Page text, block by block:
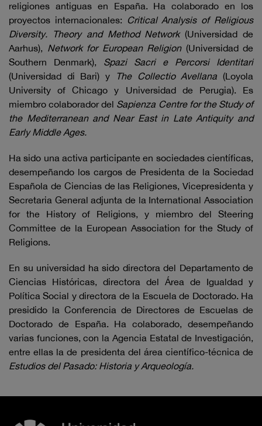
religiones antiguas en España. Ha colaborado en los
proyectos internacionales:
Critical Analysis of Religious
Diversity. Theory and Method Network(Universidad de
Aarhus), Network for European Religion (Universidad de
Southern Denmark), Spazi Sacri e Percorsi Identitari
(Universidad di Bari) y
The Collectio Avellana(Loyola
University of Chicago y Universidad de Perugia). Es
miembro colaborador del Sapienza Centre for the Study of
the Mediterranean and Near East in Late Antiquity and
Early Middle Ages.
Ha sido una activa participante en sociedades científicas,
desempeñando los cargos de Presidenta de la Sociedad
Española de Ciencias de las Religiones, Vicepresidenta y
Secretaria General adjunta de la International Association
for the History of Religions, y miembro del Steering
Committee de la European Association for the Study of
Religions.
En su universidad ha sido directora del Departamento de
Ciencias Históricas, directora del Área de Igualdad y
Política Social y directora de la Escuela de Doctorado. Ha
presidido la Conferencia de Directores de Escuelas de
Doctorado de España. Ha colaborado, desempeñando
varias funciones, con la Agencia Estatal de Investigación,
entre ellas la de presidenta del área científico-técnica de
Estudios del Pasado: Historia y Arqueología.